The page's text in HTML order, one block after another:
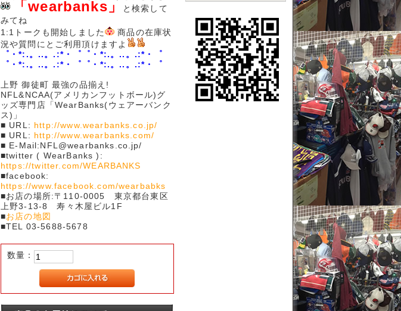
「wearbanks」
と検索して
みてね
1:1トークも開始しました
商品の在庫状
況や質問にとご利用頂けますよ
゜・*:.。..。.:*・゜゜・*:.。..。.:*・゜
゜・*:.。..。.:*・゜゜・*:.。..。.:*・゜
上野 御徒町 最強の品揃え!
NFL&NCAA(アメリカンフットボール)グ
ッズ専門店「WearBanks(ウェアーバンク
ス)」
■ URL: http://www.wearbanks.co.jp/
■ URL: http://www.wearbanks.com/
■ E-Mail:NFL@wearbanks.co.jp/
■twitter ( WearBanks ):
https://twitter.com/WEARBANKS
■facebook:
https://www.facebook.com/wearbabks
■お店の場所:〒110-0005 東京都台東区
上野3-13-8 寿々木屋ビル1F
■お店の地図
■TEL 03-5688-5678
数量：